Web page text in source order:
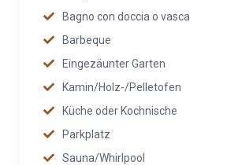
Bagno con doccia o vasca
Barbeque
Eingezäunter Garten
Kamin/Holz-/Pelletofen
Küche oder Kochnische
Parkplatz
Sauna/Whirlpool